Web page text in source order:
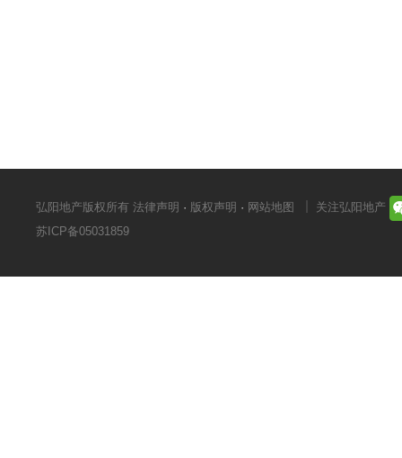
弘阳地产版权所有 法律声明 · 版权声明 · 网站地图
关注弘阳地产
苏ICP备05031859